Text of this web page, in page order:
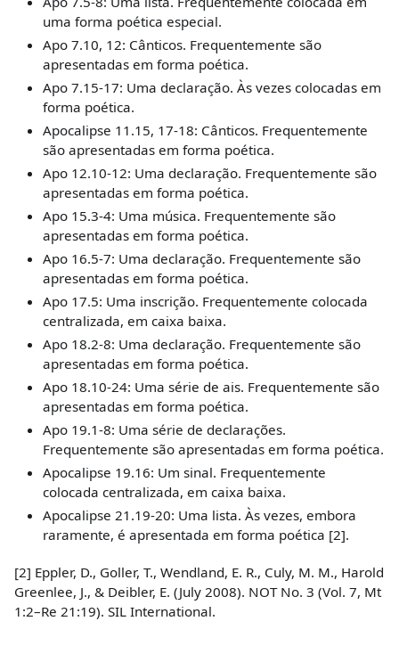
uma forma poética especial.
Apo 7.10, 12: Cânticos. Frequentemente são
apresentadas em forma poética.
Apo 7.15-17: Uma declaração. Às vezes colocadas em
forma poética.
Apocalipse 11.15, 17-18: Cânticos. Frequentemente
são apresentadas em forma poética.
Apo 12.10-12: Uma declaração. Frequentemente são
apresentadas em forma poética.
Apo 15.3-4: Uma música. Frequentemente são
apresentadas em forma poética.
Apo 16.5-7: Uma declaração. Frequentemente são
apresentadas em forma poética.
Apo 17.5: Uma inscrição. Frequentemente colocada
centralizada, em caixa baixa.
Apo 18.2-8: Uma declaração. Frequentemente são
apresentadas em forma poética.
Apo 18.10-24: Uma série de ais. Frequentemente são
apresentadas em forma poética.
Apo 19.1-8: Uma série de declarações.
Frequentemente são apresentadas em forma poética.
Apocalipse 19.16: Um sinal. Frequentemente
colocada centralizada, em caixa baixa.
Apocalipse 21.19-20: Uma lista. Às vezes, embora
raramente, é apresentada em forma poética [2].
[2] Eppler, D., Goller, T., Wendland, E. R., Culy, M. M., Harold
Greenlee, J., & Deibler, E. (July 2008). NOT No. 3 (Vol. 7, Mt
1:2–Re 21:19). SIL International.